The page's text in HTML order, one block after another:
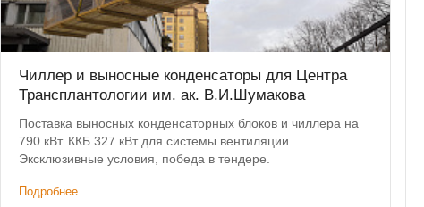
Чиллер и выносные конденсаторы для Центра
Трансплантологии им. ак. В.И.Шумакова
Поставка выносных конденсаторных блоков и чиллера на
790 кВт. ККБ 327 кВт для системы вентиляции.
Эксклюзивные условия, победа в тендере.
Подробнее